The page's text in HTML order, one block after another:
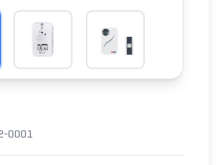
0001